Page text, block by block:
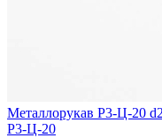
Металлорукав Р3-Ц-20
Р3-Ц-20